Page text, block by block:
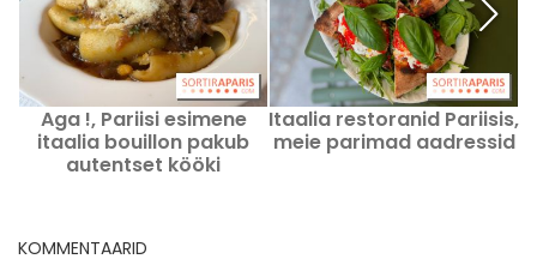
Aga !, Pariisi esimene
itaalia bouillon pakub
autentset kööki
Itaalia restoranid Pariisis,
meie parimad aadressid
KOMMENTAARID